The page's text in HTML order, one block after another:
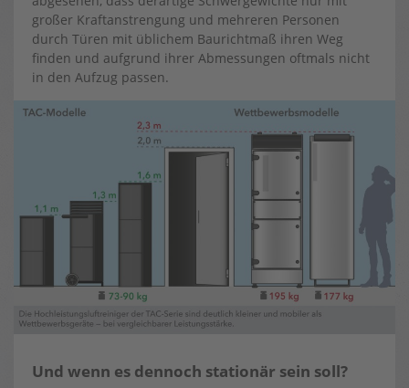
großer Kraftanstrengung und mehreren Personen
durch Türen mit üblichem Baurichtmaß ihren Weg
finden und aufgrund ihrer Abmessungen oftmals nicht
in den Aufzug passen.
Und wenn es dennoch stationär sein soll?